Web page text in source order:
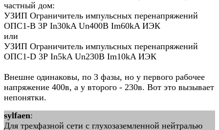
частный дом:
УЗИП Ограничитель импульсных перенапряжений
ОПС1-B 3Р In30kA Un400B Im60kA ИЭК
или
УЗИП Ограничитель импульсных перенапряжений
ОПС1-D 3Р In5kA Un230B Im10kA ИЭК
Внешне одинаковы, по 3 фазы, но у первого рабочее
напряжение 400в, а у второго - 230в. Вот это вызывает
непонятки.
sylfaen:
Для трехфазной сети с глухозаземленной нейтралью